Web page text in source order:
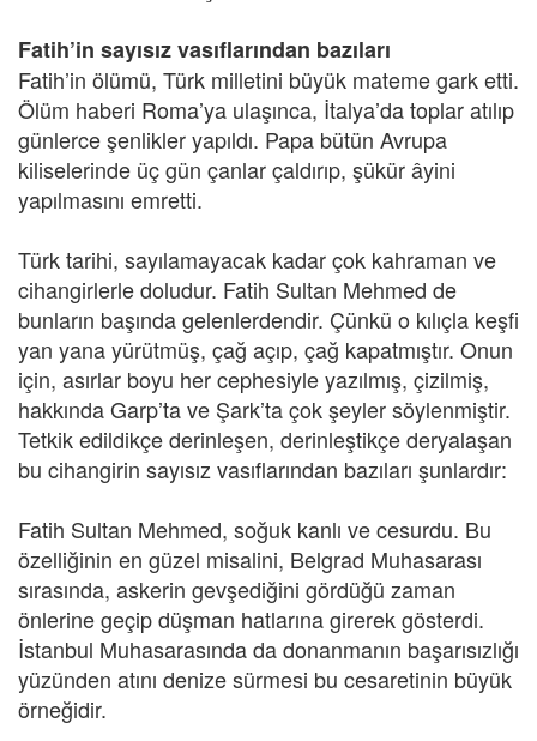
Fatih’in sayısız vasıflarından bazıları
Fatih’in ölümü, Türk milletini büyük mateme gark etti.
Ölüm haberi Roma’ya ulaşınca, İtalya’da toplar atılıp
günlerce şenlikler yapıldı. Papa bütün Avrupa
kiliselerinde üç gün çanlar çaldırıp, şükür âyini
yapılmasını emretti.
Türk tarihi, sayılamayacak kadar çok kahraman ve
cihangirlerle doludur. Fatih Sultan Mehmed de
bunların başında gelenlerdendir. Çünkü o kılıçla keşfi
yan yana yürütmüş, çağ açıp, çağ kapatmıştır. Onun
için, asırlar boyu her cephesiyle yazılmış, çizilmiş,
hakkında Garp’ta ve Şark’ta çok şeyler söylenmiştir.
Tetkik edildikçe derinleşen, derinleştikçe deryalaşan
bu cihangirin sayısız vasıflarından bazıları şunlardır:
Fatih Sultan Mehmed, soğuk kanlı ve cesurdu. Bu
özelliğinin en güzel misalini, Belgrad Muhasarası
sırasında, askerin gevşediğini gördüğü zaman
önlerine geçip düşman hatlarına girerek gösterdi.
İstanbul Muhasarasında da donanmanın başarısızlığı
yüzünden atını denize sürmesi bu cesaretinin büyük
örneğidir.